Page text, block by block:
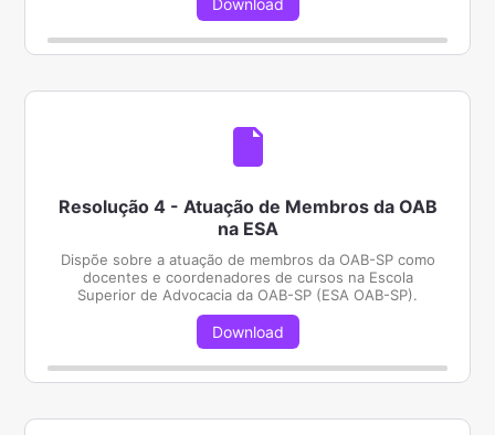
Download
Resolução 4 - Atuação de Membros da OAB
na ESA
Dispõe sobre a atuação de membros da OAB-SP como
docentes e coordenadores de cursos na Escola
Superior de Advocacia da OAB-SP (ESA OAB-SP).
Download